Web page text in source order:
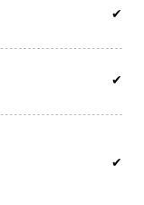
✔
✔
✔